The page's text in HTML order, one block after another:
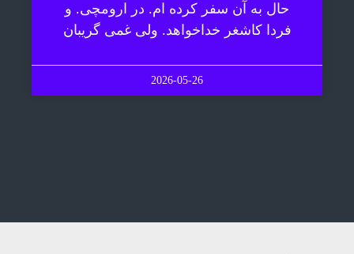
حال به آن سفر کرده ام. در ارومچی. و
فردا کاشغر خداخواهد. ولی غمی گریبان
2026-05-26